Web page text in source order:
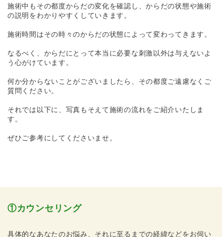
施術中もその都度からだの変化を確認し、からだの状態や施術
の説明をわかりやすくしていきます。
施術時間はその時々のからだの状態によって変わってきます。
なるべく、からだにとって本当に必要な刺激以外は与えないよ
う心がけています。
何か分からないことがございましたら、その都度ご遠慮なくご
質問ください。
それでは以下に、写真もそえて施術の流れをご紹介いたしま
す。
ぜひご参考にしてくださいませ。
①カウンセリング
具体的なあなたのお悩み、それに至るまでの経緯などをお伺い